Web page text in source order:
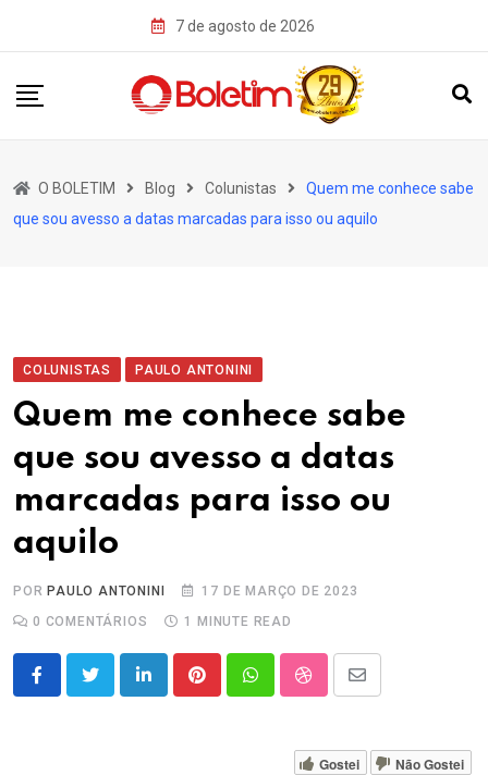
7 de agosto de 2026
O BOLETIM Blog Colunistas
Quem me conhece sabe
que sou avesso a datas marcadas para isso ou aquilo
COLUNISTAS PAULO ANTONINI
Quem me conhece sabe
que sou avesso a datas
marcadas para isso ou
aquilo
POR PAULO ANTONINI
17 DE MARÇO DE 2023
0 COMENTÁRIOS 1 MINUTE READ
LinkedInPinterestWhatsappStumbleUpon
Share
Email
Gostei Não Gostei